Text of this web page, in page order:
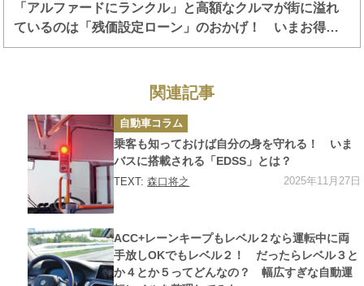
「アルファードにランクル」と高額なクルマが街に溢れ
ているのは「残価設定ローン」のおかげ！ いまお得に
買えるクルマとは？
関連記事
カ
テ
ゴ
リ
ー
自動車コラム
乗客も知っておけば自分の身を守れる！ いま
バスに搭載される「EDSS」とは？
TEXT:森口将之 2025年11月27日
カ
テ
ゴ
リ
ー
ACC+レーンキープもレベル２なら運転中に両
手放しOKでもレベル２！ だったらレベル３と
か４とか５ってどんなの？ 幅広すぎな自動運